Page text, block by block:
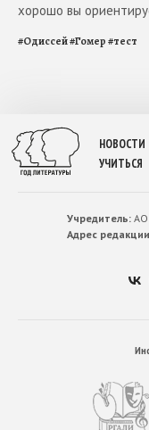
хорошо вы
#Одиссей#Гомер#тест
НОВОСТИ
УЧИТЬСЯ
Учредитель:АО
Адрес